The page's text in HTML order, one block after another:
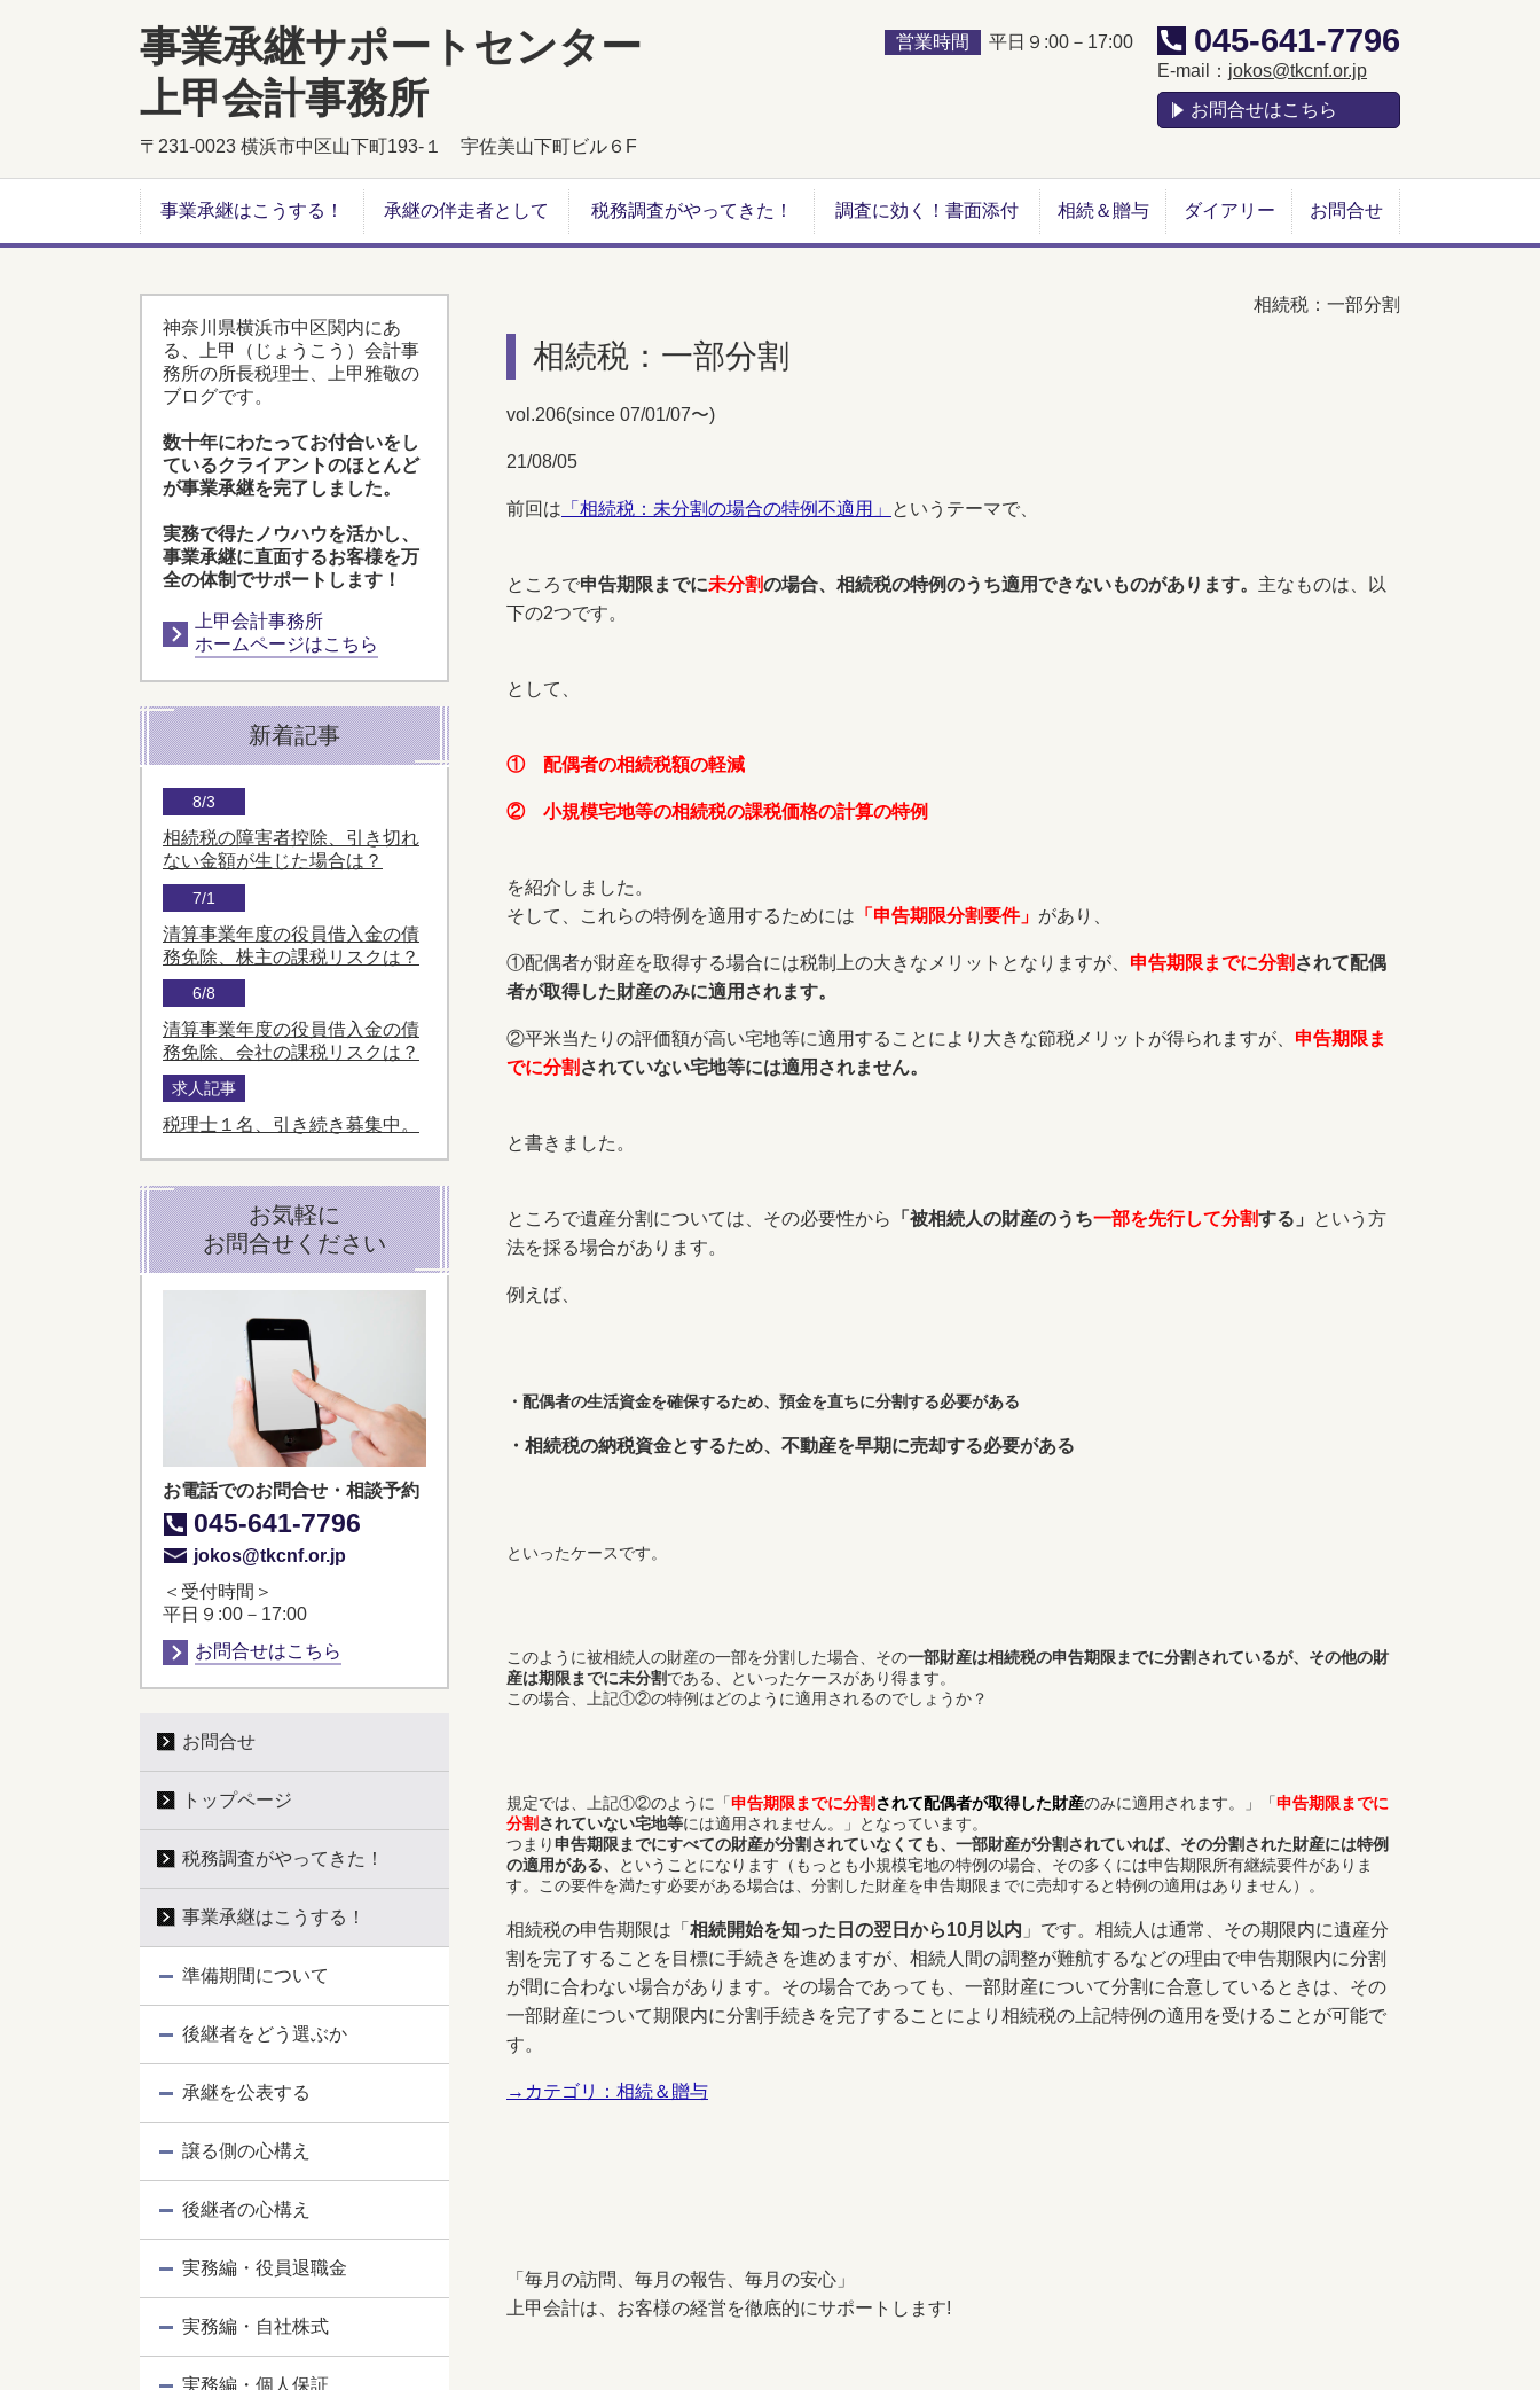
事業承継サポートセンター
上甲会計事務所
〒231-0023 横浜市中区山下町193-１ 宇佐美山下町ビル６F
営業時間 平日９:00－17:00 045-641-7796
E-mail： jokos@tkcnf.or.jp
お問合せはこちら
事業承継はこうする！ 承継の伴走者として 税務調査がやってきた！ 調査に効く！書面添付 相続＆贈与 ダイアリー お問合せ
相続税：一部分割
相続税：一部分割
vol.206(since 07/01/07〜)
21/08/05
前回は 「相続税：未分割の場合の特例不適用」 というテーマで、
ところで申告期限までに未分割の場合、相続税の特例のうち適用できないものがあります。 主なものは、以
下の2つです。
として、
① 配偶者の相続税額の軽減
② 小規模宅地等の相続税の課税価格の計算の特例
を紹介しました。
そして、これらの特例を適用するためには 「申告期限分割要件」 があり、
①配偶者が財産を取得する場合には税制上の大きなメリットとなりますが、 申告期限までに分割 されて配偶
者が取得した財産のみに適用されます。
②平米当たりの評価額が高い宅地等に適用することにより大きな節税メリットが得られますが、 申告期限ま
でに分割 されていない宅地等には適用されません。
と書きました。
ところで遺産分割については、その必要性から 「被相続人の財産のうち一部を先行して分割する」
という方
法を採る場合があります。
例えば、
・配偶者の生活資金を確保するため、預金を直ちに分割する必要がある
・相続税の納税資金とするため、不動産を早期に売却する必要がある
といったケースです。
このように被相続人の財産の一部を分割した場合、その一部財産は相続税の申告期限までに分割されているが、その他の財
産は期限までに未分割である、といったケースがあり得ます。
この場合、上記①②の特例はどのように適用されるのでしょうか？
規定では、上記①②のように「申告期限までに分割されて配偶者が取得した財産のみに適用されます。」「申告期限までに
分割されていない宅地等には適用されません。」となっています。
つまり申告期限までにすべての財産が分割されていなくても、一部財産が分割されていれば、その分割された財産には特例
の適用がある、
ということになります（もっとも小規模宅地の特例の場合、その多くには申告期限所有継続要件がありま
す。この要件を満たす必要がある場合は、分割した財産を申告期限までに売却すると特例の適用はありません）。
相続税の申告期限は「 相続開始を知った日の翌日から10月以内 」です。相続人は通常、その期限内に遺産分
割を完了することを目標に手続きを進めますが、相続人間の調整が難航するなどの理由で申告期限内に分割
が間に合わない場合があります。その場合であっても、一部財産について分割に合意しているときは、その
一部財産について期限内に分割手続きを完了することにより相続税の上記特例の適用を受けることが可能で
す。
→カテゴリ：相続＆贈与
「毎月の訪問、毎月の報告、毎月の安心」
上甲会計は、お客様の経営を徹底的にサポートします!
神奈川県横浜市中区関内にあ
る、上甲（じょうこう）会計事
務所の所長税理士、上甲雅敬の
ブログです。
数十年にわたってお付合いをし
ているクライアントのほとんど
が事業承継を完了しました。
実務で得たノウハウを活かし、
事業承継に直面するお客様を万
全の体制でサポートします！
上甲会計事務所
ホームページはこちら
新着記事
8/3
相続税の障害者控除、引き切れ
ない金額が生じた場合は？
7/1
清算事業年度の役員借入金の債
務免除、株主の課税リスクは？
6/8
清算事業年度の役員借入金の債
務免除、会社の課税リスクは？
求人記事
税理士１名、引き続き募集中。
お気軽に
お問合せください
お電話でのお問合せ・相談予約
045-641-7796
jokos@tkcnf.or.jp
＜受付時間＞
平日９:00－17:00
お問合せはこちら
お問合せ
トップページ
税務調査がやってきた！
事業承継はこうする！
準備期間について
後継者をどう選ぶか
承継を公表する
譲る側の心構え
後継者の心構え
実務編・役員退職金
実務編・自社株式
実務編・個人保証